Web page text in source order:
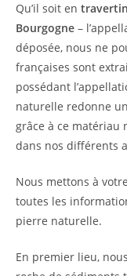
Qu’il soit en travertin
Bourgogne –
déposée, nous ne
françaises sont
possédant
naturelle redonne
grâce à ce matériau
dans nos différents
Nous mettons à
toutes les
pierre naturelle.
En premier lieu,